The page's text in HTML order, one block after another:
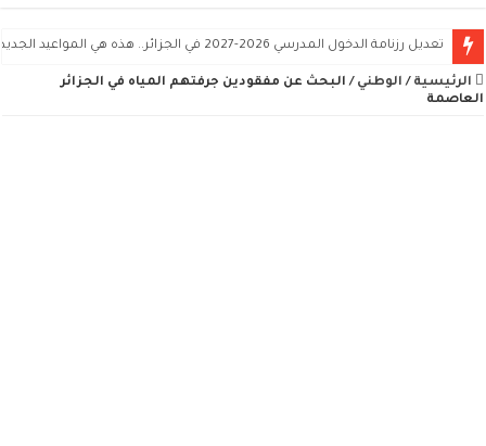
تعديل رزنامة الدخول المدرسي 2026-2027 في الجزائر.. هذه هي المواعيد الجديدة
الرئيسية / الوطني / البحث عن مفقودين جرفتهم المياه في الجزائر
العاصمة